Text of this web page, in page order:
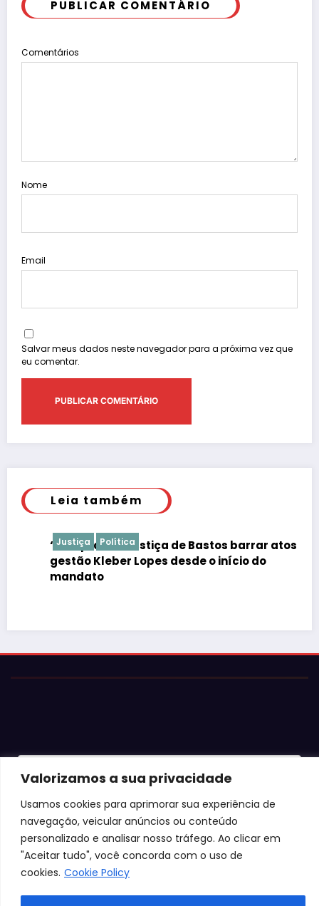
Valorizamos a sua privacidade
Usamos cookies para aprimorar sua experiência de
navegação, veicular anúncios ou conteúdo
personalizado e analisar nosso tráfego. Ao clicar em
"Aceitar tudo", você concorda com o uso de
cookies. Cookie Policy
PUBLICAR COMENTÁRIO
Comentários
Nome
Email
Salvar meus dados neste navegador para a próxima vez que
eu comentar.
Leia também
Justiça Política
“É de praxe”: Justiça de Bastos barrar atos da
gestão Kleber Lopes desde o início do
mandato
Conteúdo protegido por lei. A cópia ou reprodução sem
legais.